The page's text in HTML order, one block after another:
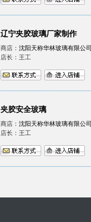
辽宁夹胶玻璃厂家制作
商店： 沈阳天称华林玻璃有限公司
店长：王工
夹胶安全玻璃
商店： 沈阳天称华林玻璃有限公司
店长：王工